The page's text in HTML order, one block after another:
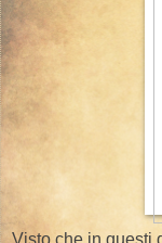
Visto che in questi